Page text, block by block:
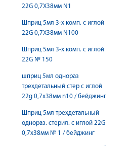
22G 0,7X38мм N1
Шприц 5мл 3-х комп. с иглой
22G 0,7X38мм N100
Шприц 5мл 3-х комп. с иглой
22G № 150
шприц 5мл однораз
трехдетальный стер c иглой
22g 0,7х38мм n10 / бейджинг
Шприц 5мл трехдетальный
однораз. стерил. с иглой 22G
0,7х38мм № 1 / бейджинг